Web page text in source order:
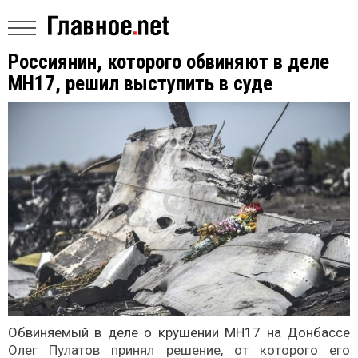
Россиянин, которого обвиняют в деле
МН17, решил выступить в суде
Обвиняемый в деле о крушении МН17 на Донбассе
Олег Пулатов принял решение, от которого его